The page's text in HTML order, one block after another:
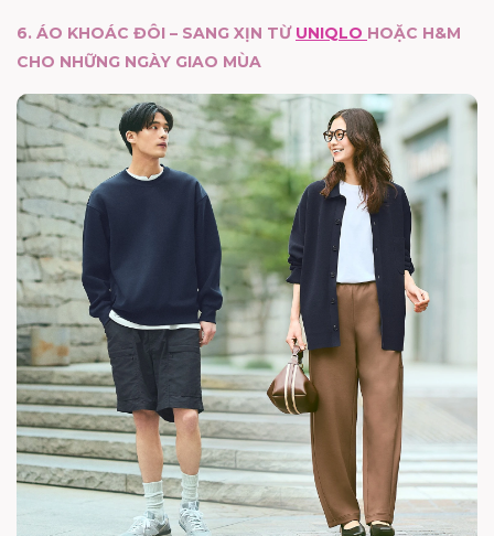
6. ÁO KHOÁC ĐÔI – SANG XỊN TỪ UNIQLO HOẶC H&M
CHO NHỮNG NGÀY GIAO MÙA